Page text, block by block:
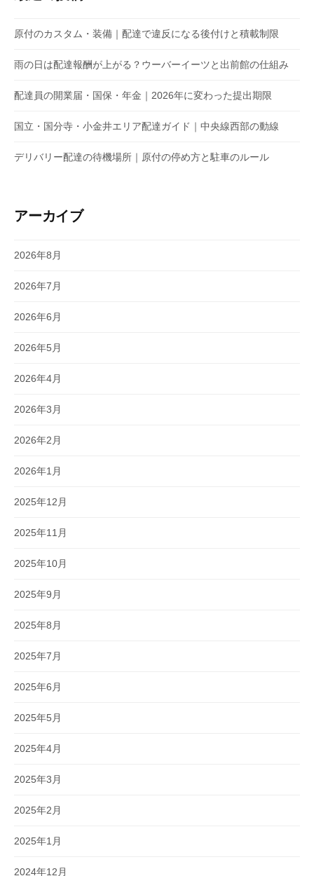
原付のカスタム・装備｜配達で違反になる後付けと積載制限
雨の日は配達報酬が上がる？ウーバーイーツと出前館の仕組み
配達員の開業届・国保・年金｜2026年に変わった提出期限
国立・国分寺・小金井エリア配達ガイド｜中央線西部の動線
デリバリー配達の待機場所｜原付の停め方と駐車のルール
アーカイブ
2026年8月
2026年7月
2026年6月
2026年5月
2026年4月
2026年3月
2026年2月
2026年1月
2025年12月
2025年11月
2025年10月
2025年9月
2025年8月
2025年7月
2025年6月
2025年5月
2025年4月
2025年3月
2025年2月
2025年1月
2024年12月